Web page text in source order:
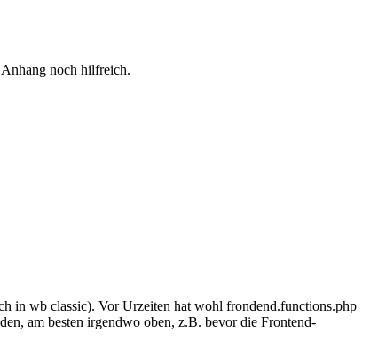
noch hilfreich.
in wb classic). Vor Urzeiten hat wohl frondend.functions.php
am besten irgendwo oben, z.B. bevor die Frontend-